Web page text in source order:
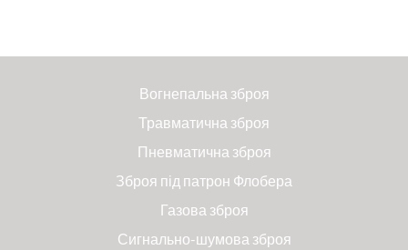
Вогнепальна зброя
Травматична зброя
Пневматична зброя
Зброя під патрон Флобера
Газова зброя
Сигнально-шумова зброя